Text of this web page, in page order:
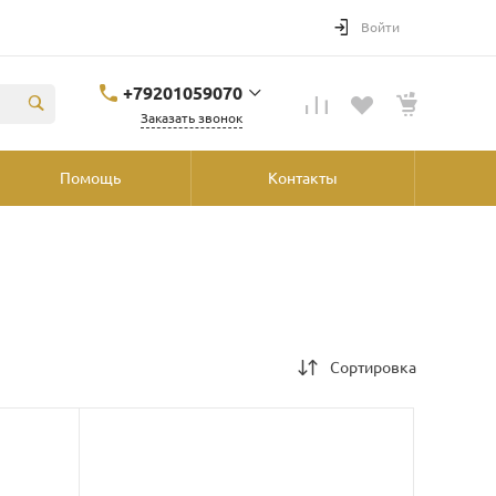
Войти
+79201059070
Заказать звонок
Помощь Контакты
Сортировка